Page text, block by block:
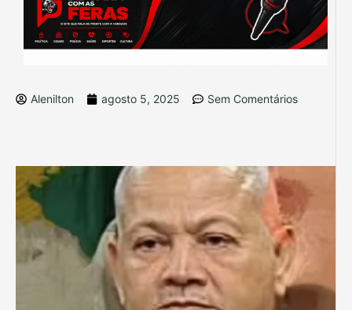
Alenilton agosto 5, 2025 Sem Comentários